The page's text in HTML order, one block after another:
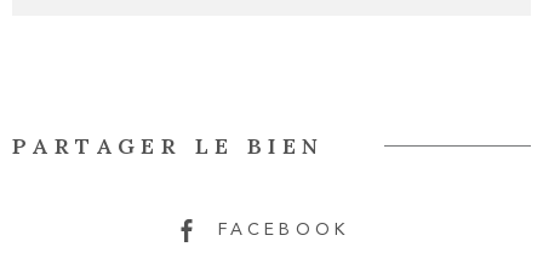
PARTAGER LE BIEN
FACEBOOK